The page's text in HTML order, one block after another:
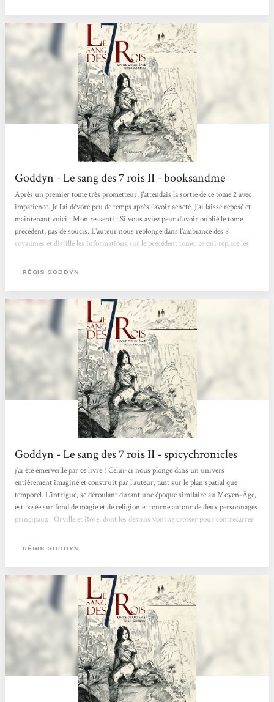
Lothar, le...
Goddyn - Le sang des 7 rois II - booksandme
Après un premier tome très prometteur, j'attendais la sortie de ce tome 2 avec
impatience. Je l'ai dévoré peu de temps après l'avoir acheté. J'ai laissé reposé et
maintenant voici : Mon ressenti : Si vous aviez peur d'avoir oublié le tome
précédent, pas de soucis. L'auteur nous replonge dans l'ambiance des 8
royaumes et distille les informations sur le précédent tome, ce qui replace les
rythme du livre en pâtit. Ce tome 2 commence sur les chapeaux de roues! Et il
RÉGIS GODDYN
Goddyn - Le sang des 7 rois II - spicychronicles
j’ai été émerveillé par ce livre ! Celui-ci nous plonge dans un univers
entièrement imaginé et construit par l’auteur, tant sur le plan spatial que
temporel. L’intrigue, se déroulant durant une époque similaire au Moyen-Âge,
est basée sur fond de magie et de religion et tourne autour de deux personnages
principaux : Orville et Rose, dont les destins vont se croiser pour contrecarrer
même si le scénario a du mal à se mettre en place à cause d’un début...
RÉGIS GODDYN